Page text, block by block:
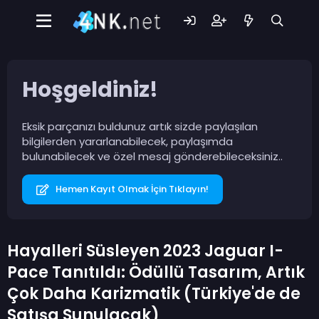
Hoşgeldiniz!
Eksik parçanızı buldunuz artık sizde paylaşılan
bilgilerden yararlanabilecek, paylaşımda
bulunabilecek ve özel mesaj gönderebileceksiniz..
Hemen Kayıt Olmak İçin Tıklayın!
Hayalleri Süsleyen 2023 Jaguar I-
Pace Tanıtıldı: Ödüllü Tasarım, Artık
Çok Daha Karizmatik (Türkiye'de de